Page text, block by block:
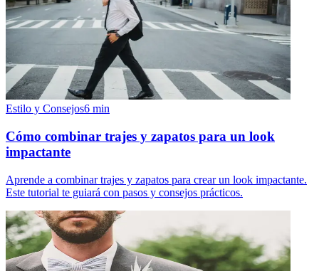
Estilo y Consejos6 min
Cómo combinar trajes y zapatos para un look
impactante
Aprende a combinar trajes y zapatos para crear un look impactante.
Este tutorial te guiará con pasos y consejos prácticos.